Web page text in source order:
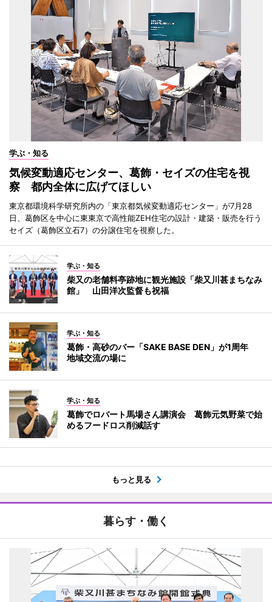
学ぶ・知る
気候変動適応センター、葛飾・セイズの住宅を視
察 都内全体に広げてほしい
東京都環境科学研究所内の「東京都気候変動適応センター」が7月28
日、葛飾区を中心に東東京で高性能ZEH住宅の設計・建築・販売を行う
セイズ（葛飾区立石7）の分譲住宅を視察した。
学ぶ・知る
柴又の老舗料亭跡地に観光施設「柴又川甚まちなみ
館」 山田洋次監督も祝福
学ぶ・知る
葛飾・高砂のバー「SAKE BASE DEN」が1周年
地域交流の場に
学ぶ・知る
葛飾でロバート馬場さん講演会 葛飾元気野菜で始
めるフードロス削減話す
もっと見る
暮らす・働く